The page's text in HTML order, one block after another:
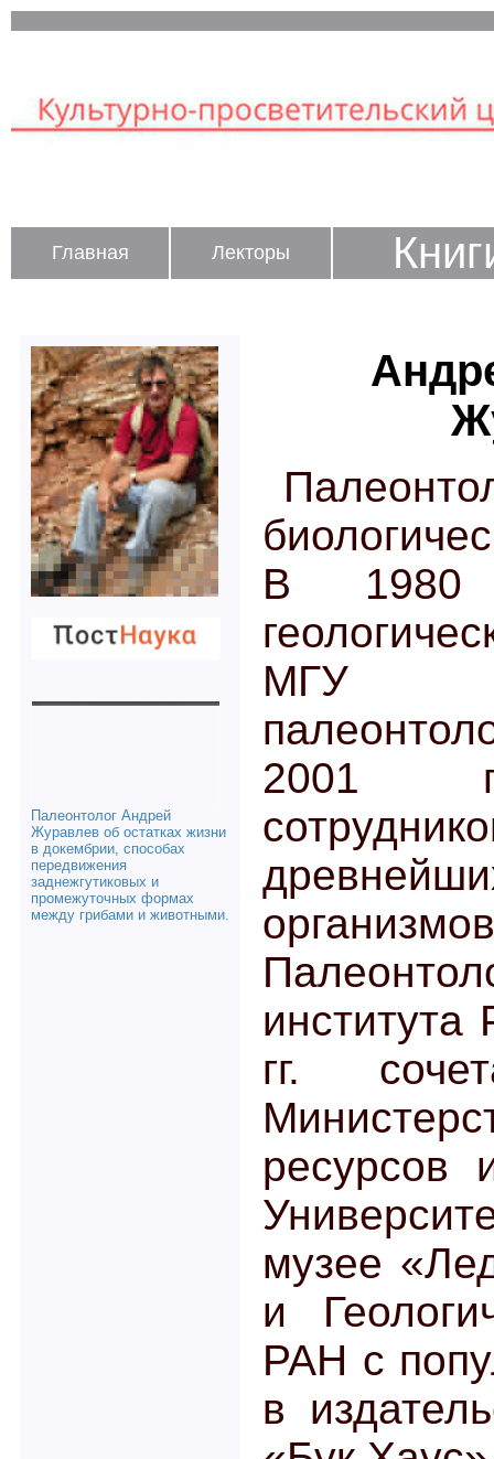
Главная Лекторы
Палеонтолог Андрей
Журавлев об остатках жизни
в докембрии, способах
передвижения
заднежгутиковых и
промежуточных формах
между грибами и животными.
В 1980
МГУ
2001
организмов
гг.
ресурсов
музее
и
РАН с
в